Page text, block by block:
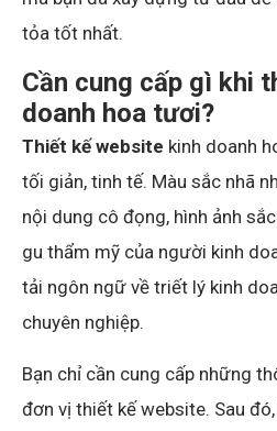
tỏa tốt nhất.
Cần cung cấp gì khi
doanh hoa tươi?
Thiết kế website kinh doanh
tối giản, tinh tế. Màu sắc nhã
nội dung cô đọng, hình ảnh
gu thẩm mỹ của người kinh
tải ngôn ngữ về triết lý kinh
chuyên nghiệp.
Bạn chỉ cần cung cấp những
đơn vị thiết kế website. Sau